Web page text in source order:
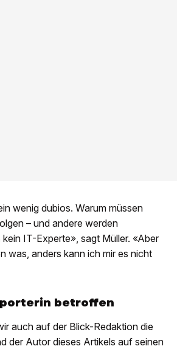
wenig dubios. Warum müssen
– und andere werden
IT-Experte», sagt Müller. «Aber
was, anders kann ich mir es nicht
betroffen
auch auf der Blick-Redaktion die
der Autor dieses Artikels auf seinen